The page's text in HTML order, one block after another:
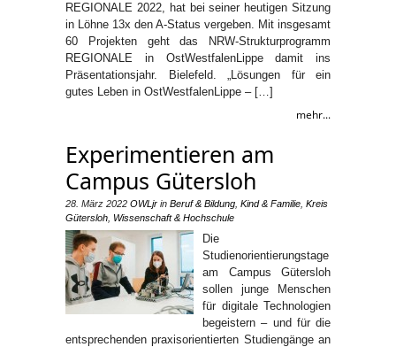
REGIONALE 2022, hat bei seiner heutigen Sitzung
in Löhne 13x den A-Status vergeben. Mit insgesamt
60 Projekten geht das NRW-Strukturprogramm
REGIONALE in OstWestfalenLippe damit ins
Präsentationsjahr. Bielefeld. „Lösungen für ein
gutes Leben in OstWestfalenLippe – […]
mehr...
Experimentieren am
Campus Gütersloh
28. März 2022 OWLjr in Beruf & Bildung Kind & Familie Kreis
Gütersloh Wissenschaft & Hochschule
Die
Studienorientierungstage
am Campus Gütersloh
sollen junge Menschen
für digitale Technologien
begeistern – und für die
entsprechenden praxisorientierten Studiengänge an